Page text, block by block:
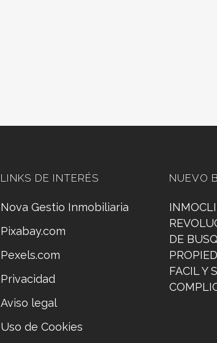
LINKS DE INTERÉS
Nova Gestio Inmobiliaria
Pixabay.com
Pexels.com
Privacidad
Aviso legal
Uso de Cookies
NUEVO
DE
FACIL Y